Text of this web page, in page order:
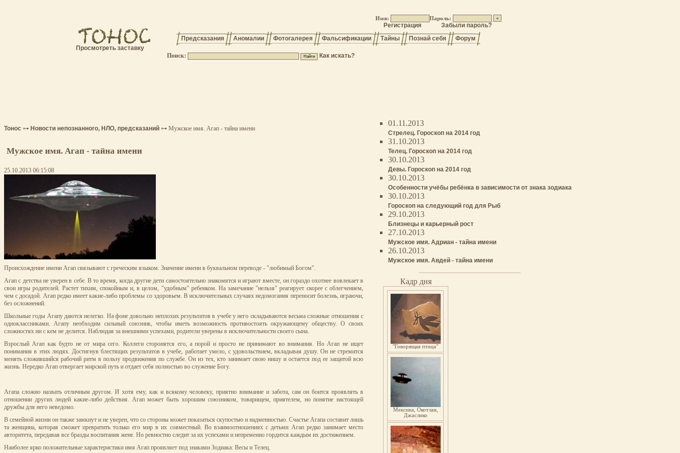
Имя: Пароль:
Регистрация
Забыли пароль?
Предсказания
Аномалии Фотогалерея Фальсификации Тайны Познай себя Форум
Поиск: Как искать?
Тонос ⊶ Новости непознанного, НЛО, предсказаний ⊶ Мужское имя. Агап - тайна имени
Мужское имя. Агап - тайна имени
25.10.2013 06:15:08
Происхождение имени Агап связывают с греческим языком. Значение имени в буквальном переводе - "любимый Богом".
Агап с детства не уверен в себе. В то время, когда другие дети самостоятельно знакомятся и играют вместе, он гораздо охотнее вовлекает в
свои игры родителей. Растет тихим, спокойным и, в целом, "удобным" ребенком. На замечание "нельзя" реагирует скорее с облегчением,
чем с досадой. Агап редко имеет какие-либо проблемы со здоровьем. В исключительных случаях недомогания переносит болезнь, играючи,
без осложнений.
Школьные годы Агапу даются нелегко. На фоне довольно неплохих результатов в учебе у него складываются весьма сложные отношения с
одноклассниками. Агапу необходим сильный союзник, чтобы иметь возможность противостоять окружающему обществу. О своих
сложностях ни с кем не делится. Наблюдая за внешними успехами, родители уверены в исключительности своего сына.
Взрослый Агап как будто не от мира сего. Коллеги сторонятся его, а порой и просто не принимают во внимания. Но Агап не ищет
понимания в этих людях. Достигнув блестящих результатов в учебе, работает умело, с удовольствием, вкладывая душу. Он не стремится
менять сложившийся рабочий ритм в пользу продвижения по службе. Он из тех, кто занимает свою нишу и остается под ее защитой всю
жизнь. Нередко Агап отвергает мирской путь и отдает себя полностью во служение Богу.
Агапа сложно назвать отличным другом. И хотя ему, как и всякому человеку, приятно внимание и забота, сам он боится проявлять в
отношении других людей какие-либо действия. Агап может быть хорошим союзником, товарищем, приятелем, но понятие настоящей
дружбы для него неведомо.
В семейной жизни он также замкнут и не уверен, что со стороны может показаться скупостью и надменностью. Счастье Агапа составит лишь
та женщина, которая сможет превратить только его мир в их совместный. Во взаимоотношениях с детьми Агап редко занимает место
авторитета, передавая все бразды воспитания жене. Но ревностно следит за их успехами и непременно гордится каждым их достижением.
Наиболее ярко положительные характеристики имя Агап проявляет под знаками Зодиака: Весы и Телец.
01.11.2013
Стрелец. Гороскоп на 2014 год
31.10.2013
Телец. Гороскоп на 2014 год
30.10.2013
Девы. Гороскоп на 2014 год
30.10.2013
Особенности учёбы ребёнка в зависимости от знака зодиака
30.10.2013
Гороскоп на следующий год для Рыб
29.10.2013
Близнецы и карьерный рост
27.10.2013
Мужское имя. Адриан - тайна имени
26.10.2013
Мужское имя. Авдей - тайна имени
Кадр дня
"Говорящая птица"
Мексика, Окотлан,
Джаслико
Просмотреть заставку